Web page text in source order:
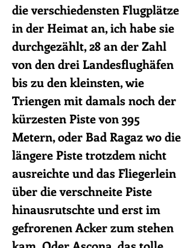
die verschiedensten Flugplätze
in der Heimat an, ich habe sie
durchgezählt, 28 an der Zahl
von den drei Landesflughäfen
bis zu den kleinsten, wie
Triengen mit damals noch der
kürzesten Piste von 395
Metern, oder Bad Ragaz wo die
längere Piste trotzdem nicht
ausreichte und das Fliegerlein
über die verschneite Piste
hinausrutschte und erst im
gefrorenen Acker zum stehen